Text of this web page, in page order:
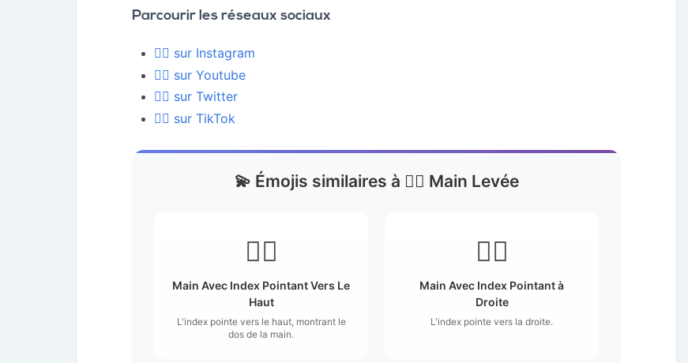
Parcourir les réseaux sociaux
✋🏾 sur Instagram
✋🏾 sur Youtube
✋🏾 sur Twitter
✋🏾 sur TikTok
💫 Émojis similaires à ✋🏾 Main Levée
👆🏾
Main Avec Index Pointant Vers Le
Haut
L'index pointe vers le haut, montrant le
dos de la main.
👉🏾
Main Avec Index Pointant à
Droite
L'index pointe vers la droite.